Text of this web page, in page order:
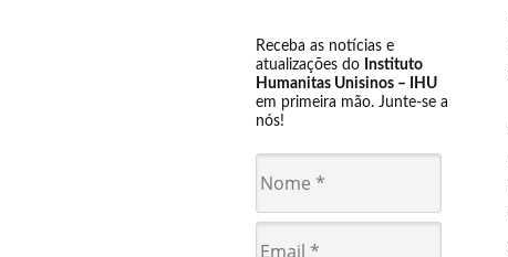
Receba as notícias e
atualizações do Instituto
Humanitas Unisinos – IHU
em primeira mão. Junte-se a
nós!